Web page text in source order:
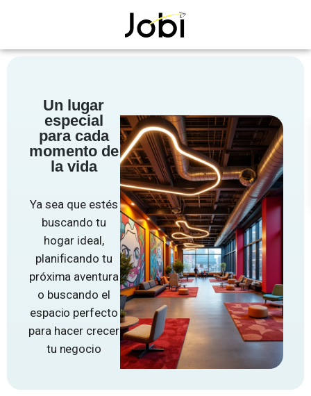
Un lugar
especial
para cada
momento de
la vida
Ya sea que estés
buscando tu
hogar ideal,
planificando tu
próxima aventura
o buscando el
espacio perfecto
para hacer crecer
tu negocio